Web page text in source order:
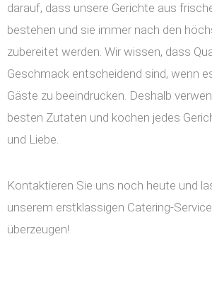
darauf, dass unsere Gerichte aus
bestehen und sie immer nach den
zubereitet werden. Wir wissen, dass
Geschmack entscheidend sind, wenn
Gäste zu beeindrucken. Deshalb
besten Zutaten und kochen jedes
und Liebe.
Kontaktieren Sie uns noch heute und
unserem erstklassigen Catering-
überzeugen!